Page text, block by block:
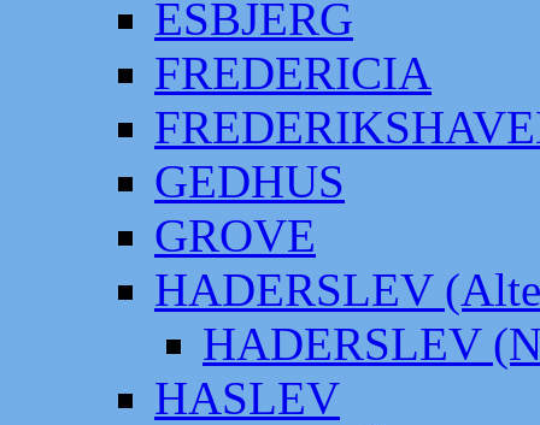
ESBJERG
FREDERICIA
GEDHUS
GROVE
HADERSLEV
HADERSLEV
HASLEV